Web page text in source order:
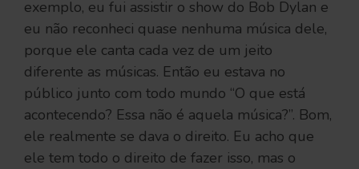
exemplo, eu fui assistir o show do Bob Dylan e
eu não reconheci quase nenhuma música dele,
porque ele canta cada vez de um jeito
diferente as músicas. Então eu estava no
público junto com todo mundo “O que está
acontecendo? Essa não é aquela música?”. Bom,
ele realmente se dava o direito. Eu acho que
ele tem todo o direito de fazer isso, mas o